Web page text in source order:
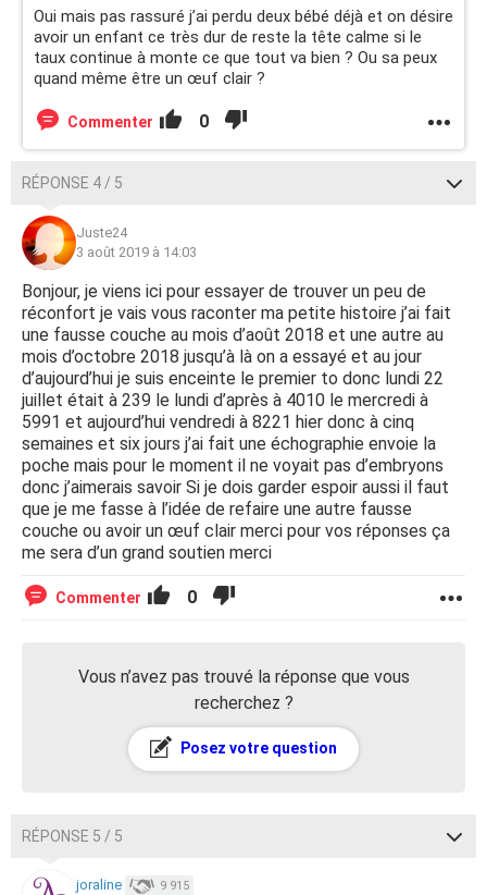
Oui mais pas rassuré j’ai perdu deux bébé déjà et on désire
avoir un enfant ce très dur de reste la tête calme si le
taux continue à monte ce que tout va bien ? Ou sa peux
quand même être un œuf clair ?
Commenter 0
RÉPONSE 4 / 5
Juste24
3 août 2019 à 14:03
Bonjour, je viens ici pour essayer de trouver un peu de
réconfort je vais vous raconter ma petite histoire j’ai fait
une fausse couche au mois d’août 2018 et une autre au
mois d’octobre 2018 jusqu’à là on a essayé et au jour
d’aujourd’hui je suis enceinte le premier to donc lundi 22
juillet était à 239 le lundi d’après à 4010 le mercredi à
5991 et aujourd’hui vendredi à 8221 hier donc à cinq
semaines et six jours j’ai fait une échographie envoie la
poche mais pour le moment il ne voyait pas d’embryons
donc j’aimerais savoir Si je dois garder espoir aussi il faut
que je me fasse à l’idée de refaire une autre fausse
couche ou avoir un œuf clair merci pour vos réponses ça
me sera d’un grand soutien merci
Commenter 0
Vous n’avez pas trouvé la réponse que vous
recherchez ?
Posez votre question
RÉPONSE 5 / 5
joraline 9 915